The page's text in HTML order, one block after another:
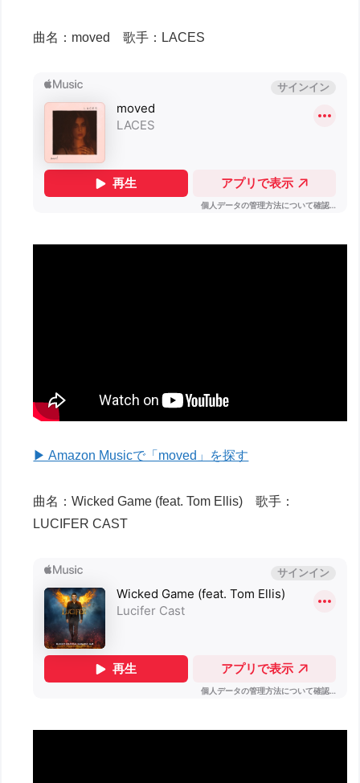
曲名：moved 歌手：LACES
▶ Amazon Musicで「moved」を探す
曲名：Wicked Game (feat. Tom Ellis) 歌手：
LUCIFER CAST